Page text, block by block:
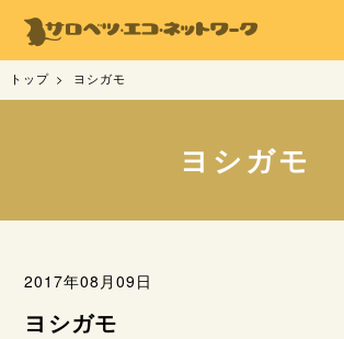
トップ ヨシガモ
ヨシガモ
2017年08月09日
ヨシガモ